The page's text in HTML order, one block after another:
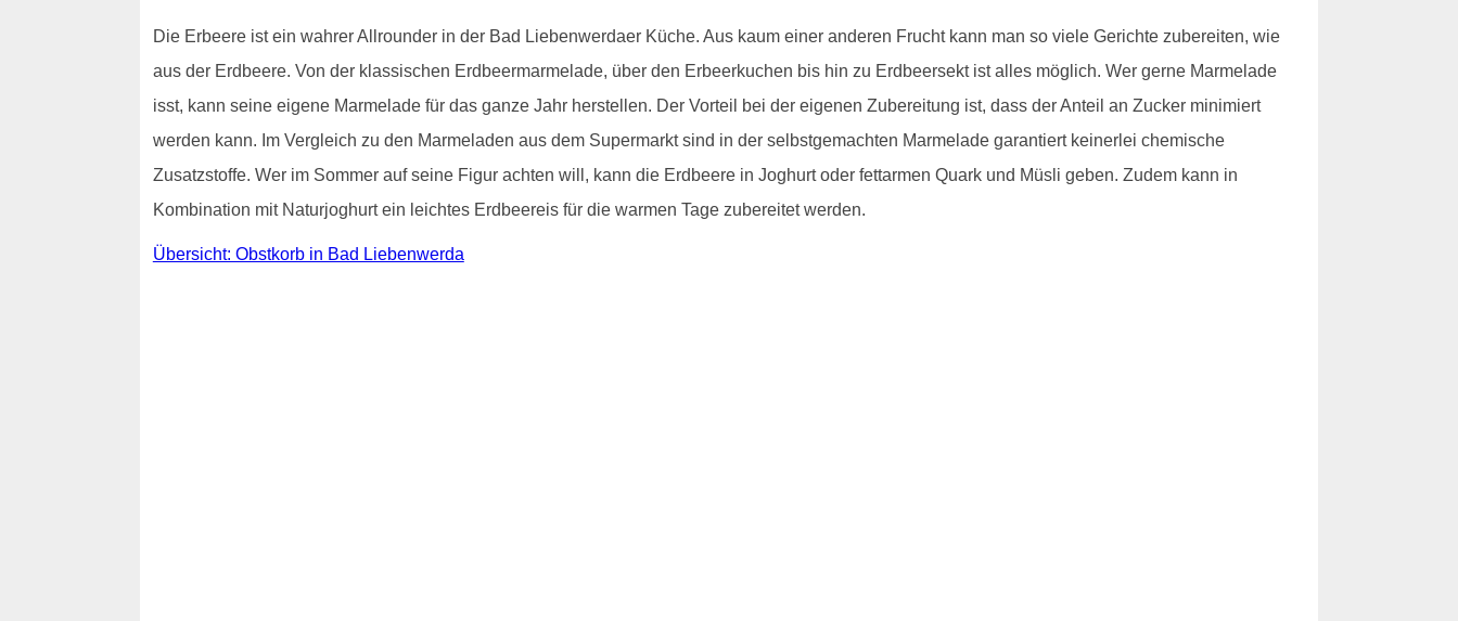
Die Erbeere ist ein wahrer Allrounder in der Bad Liebenwerdaer Küche. Aus kaum einer anderen Frucht kann man so viele Gerichte zubereiten, wie
aus der Erdbeere. Von der klassischen Erdbeermarmelade, über den Erbeerkuchen bis hin zu Erdbeersekt ist alles möglich. Wer gerne Marmelade
isst, kann seine eigene Marmelade für das ganze Jahr herstellen. Der Vorteil bei der eigenen Zubereitung ist, dass der Anteil an Zucker minimiert
werden kann. Im Vergleich zu den Marmeladen aus dem Supermarkt sind in der selbstgemachten Marmelade garantiert keinerlei chemische
Zusatzstoffe. Wer im Sommer auf seine Figur achten will, kann die Erdbeere in Joghurt oder fettarmen Quark und Müsli geben. Zudem kann in
Kombination mit Naturjoghurt ein leichtes Erdbeereis für die warmen Tage zubereitet werden.
Übersicht: Obstkorb in Bad Liebenwerda